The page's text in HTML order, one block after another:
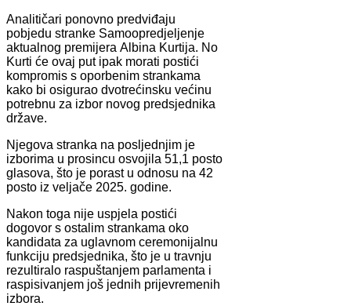
Analitičari ponovno predviđaju
pobjedu stranke Samoopredjeljenje
aktualnog premijera Albina Kurtija. No
Kurti će ovaj put ipak morati postići
kompromis s oporbenim strankama
kako bi osigurao dvotrećinsku većinu
potrebnu za izbor novog predsjednika
države.
Njegova stranka na posljednjim je
izborima u prosincu osvojila 51,1 posto
glasova, što je porast u odnosu na 42
posto iz veljače 2025. godine.
Nakon toga nije uspjela postići
dogovor s ostalim strankama oko
kandidata za uglavnom ceremonijalnu
funkciju predsjednika, što je u travnju
rezultiralo raspuštanjem parlamenta i
raspisivanjem još jednih prijevremenih
izbora.